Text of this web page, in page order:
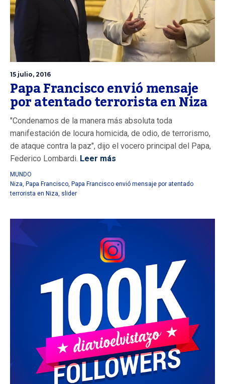
15 julio, 2016
Papa Francisco envió mensaje
por atentado terrorista en Niza
"Condenamos de la manera más absoluta toda
manifestación de locura homicida, de odio, de terrorismo,
de ataque contra la paz", dijo el vocero principal del Papa,
Federico Lombardi. Leer más
MUNDO
Niza Papa Francisco Papa Francisco envió mensaje por atentado
terrorista en Niza slider